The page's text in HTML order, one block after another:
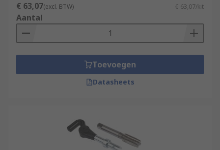
€ 63,07(excl. BTW) € 63,07/kit
Aantal
Toevoegen
Datasheets